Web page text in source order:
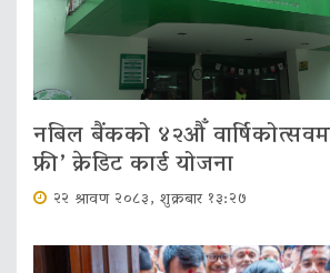
नबिल बैंकको ४२औँ
फ्री’ क्रेडिट कार्ड योजना
२२ श्रावण २०८३, शुक्रबार १३:२७